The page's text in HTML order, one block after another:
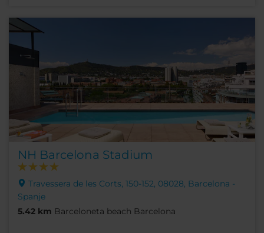
NH Barcelona Stadium
Travessera de les Corts, 150-152, 08028, Barcelona -
Spanje
5.42 km Barceloneta beach Barcelona